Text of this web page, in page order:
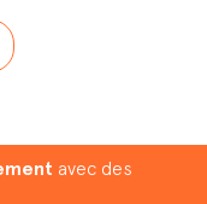
avec des